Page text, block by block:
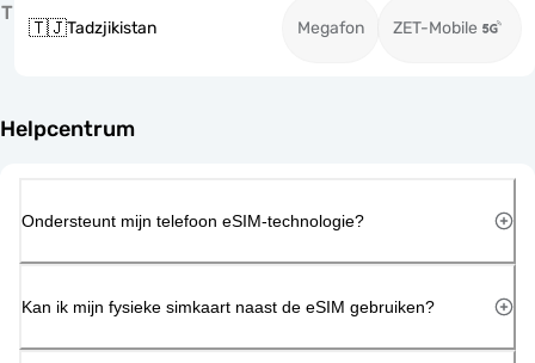
T
🇹🇯Tadzjikistan Megafon ZET-Mobile
Helpcentrum
Ondersteunt mijn telefoon eSIM-technologie?
Kan ik mijn fysieke simkaart naast de eSIM gebruiken?